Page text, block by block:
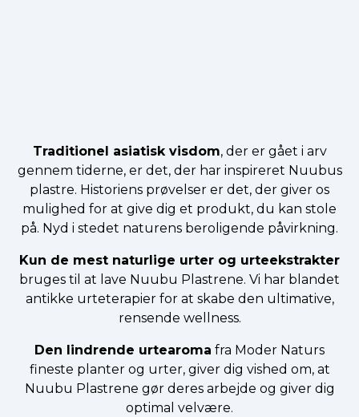
Traditionel asiatisk visdom, der er gået i arv
gennem tiderne, er det, der har inspireret Nuubus
plastre. Historiens prøvelser er det, der giver os
mulighed for at give dig et produkt, du kan stole
på. Nyd i stedet naturens beroligende påvirkning.
Kun de mest naturlige urter og urteekstrakter
bruges til at lave Nuubu Plastrene. Vi har blandet
antikke urteterapier for at skabe den ultimative,
rensende wellness.
Den lindrende urtearoma fra Moder Naturs
fineste planter og urter, giver dig vished om, at
Nuubu Plastrene gør deres arbejde og giver dig
optimal velvære.